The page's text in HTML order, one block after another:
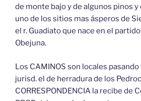
de monte bajo y de algunos pinos
uno de los sitios mas ásperos de
el r. Guadiato que nace en el
Obejuna.
Los CAMINOS son locales
jurisd. el de herradura de los
CORRESPONDENCIA la recibe de